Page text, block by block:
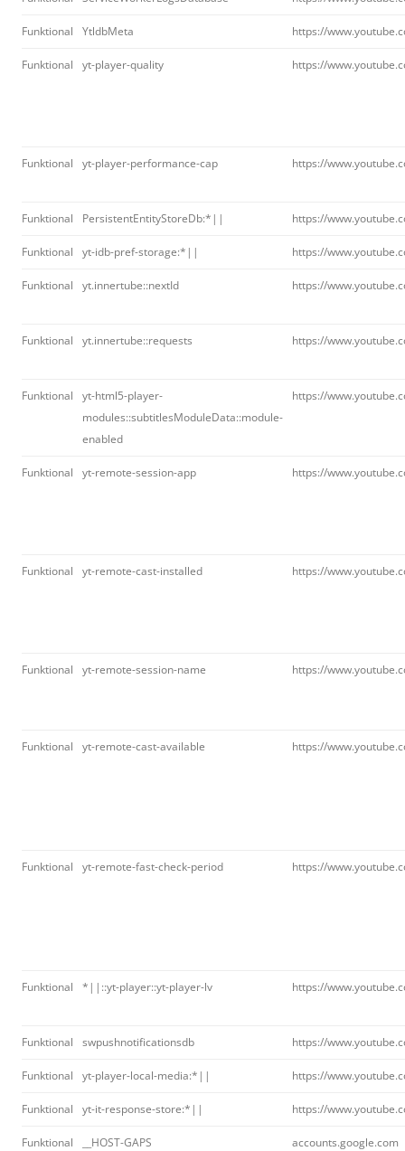
Funktional YtldbMeta https://
Funktional yt-player-quality https://
Funktional yt-player-performance-cap https://
Funktional PersistentEntityStoreDb:*|| https://
Funktional yt-idb-pref-storage:*|| https://
Funktional yt.innertube::nextId https://
Funktional yt.innertube::requests https://
Funktional
yt-html5-player-
modules::subtitlesModuleData::module-
enabled
https://
Funktional yt-remote-session-app https://
Funktional yt-remote-cast-installed https://
Funktional yt-remote-session-name https://
Funktional yt-remote-cast-available https://
Funktional yt-remote-fast-check-period https://
Funktional *||::yt-player::yt-player-lv https://
Funktional swpushnotificationsdb https://
Funktional yt-player-local-media:*|| https://
Funktional yt-it-response-store:*|| https://
Funktional __HOST-GAPS accounts.google.com